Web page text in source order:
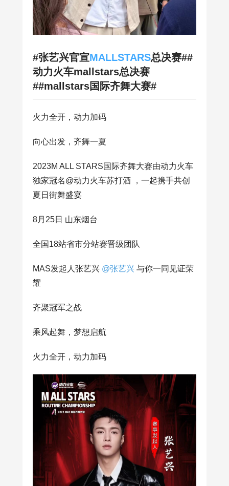
#张艺兴官宣MALLSTARS总决赛##
动力火车mallstars总决赛
##mallstars国际齐舞大赛#
火力全开，动力加码
向心出发，齐舞一夏
2023M ALL STARS国际齐舞大赛由动力火车
独家冠名@动力火车苏打酒 ，一起携手共创
夏日街舞盛宴
8月25日 山东烟台
全国18站省市分站赛晋级团队
MAS发起人张艺兴 @张艺兴 与你一同见证荣
耀
齐聚冠军之战
乘风起舞，梦想启航
火力全开，动力加码